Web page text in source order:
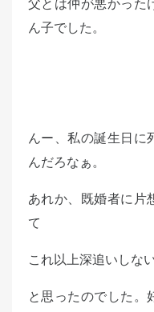
父とは仲が悪かった
ん子でした。
んー、私の誕生日に
んだろなぁ。
あれか、既婚者に片
て
これ以上深追いしな
と思ったのでした。